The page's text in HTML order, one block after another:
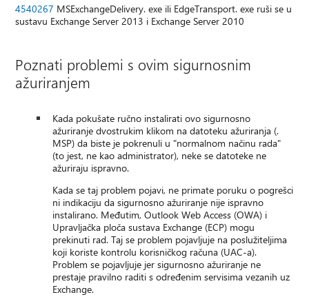
4540267 MSExchangeDelivery. exe ili EdgeTransport. exe ruši se u
sustavu Exchange Server 2013 i Exchange Server 2010
Poznati problemi s ovim sigurnosnim
ažuriranjem
Kada pokušate ručno instalirati ovo sigurnosno
ažuriranje dvostrukim klikom na datoteku ažuriranja (.
MSP) da biste je pokrenuli u "normalnom načinu rada"
(to jest, ne kao administrator), neke se datoteke ne
ažuriraju ispravno.
Kada se taj problem pojavi, ne primate poruku o pogrešci
ni indikaciju da sigurnosno ažuriranje nije ispravno
instalirano. Međutim, Outlook Web Access (OWA) i
Upravljačka ploča sustava Exchange (ECP) mogu
prekinuti rad. Taj se problem pojavljuje na poslužiteljima
koji koriste kontrolu korisničkog računa (UAC-a).
Problem se pojavljuje jer sigurnosno ažuriranje ne
prestaje pravilno raditi s određenim servisima vezanih uz
Exchange.